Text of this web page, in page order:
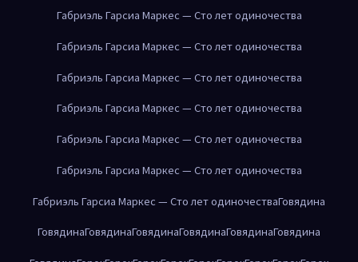
Габриэль Гарсиа Маркес — Сто лет одиночества
Габриэль Гарсиа Маркес — Сто лет одиночества
Габриэль Гарсиа Маркес — Сто лет одиночества
Габриэль Гарсиа Маркес — Сто лет одиночества
Габриэль Гарсиа Маркес — Сто лет одиночества
Габриэль Гарсиа Маркес — Сто лет одиночества
Габриэль Гарсиа Маркес — Сто лет одиночестваГовядина
ГовядинаГовядинаГовядинаГовядинаГовядинаГовядина